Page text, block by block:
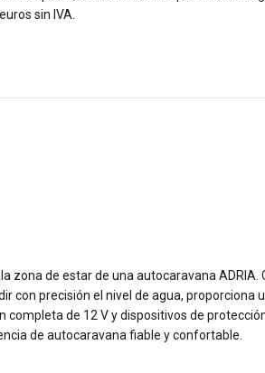
sin IVA.
zona de estar de una autocaravana ADRIA.
con precisión el nivel de agua, proporciona
de 12 V y dispositivos de
de autocaravana fiable y confortable.